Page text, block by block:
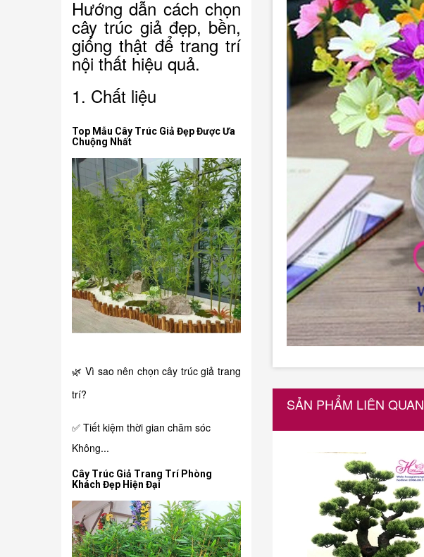
SẢN PHẨM LIÊN QUAN
Hướng dẫn cách chọn
cây trúc giả đẹp, bền,
giống thật để trang trí
nội thất hiệu quả.
1. Chất liệu
Top Mẫu Cây Trúc Giả Đẹp Được Ưa
Chuộng Nhất
🌿 Vì sao nên chọn cây trúc giả trang
trí?
✅ Tiết kiệm thời gian chăm sóc
Không...
Cây Trúc Giả Trang Trí Phòng
Khách Đẹp Hiện Đại